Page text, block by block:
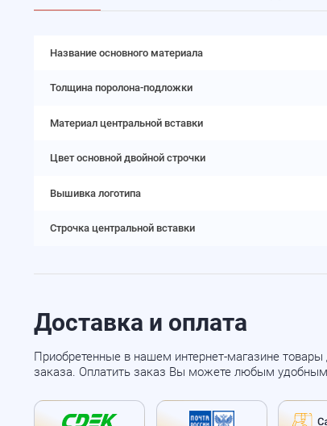
Название основного материала
Толщина поролона-подложки
Материал центральной вставки
Цвет основной двойной строчки
Вышивка логотипа
Строчка центральной вставки
Доставка и оплата
Приобретенные в нашем интернет-магазине
заказа. Оплатить заказ Вы можете любым